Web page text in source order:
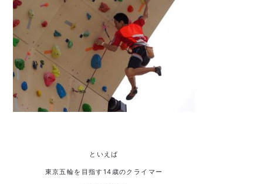
といえば
東京五輪を目指す14歳のクライマー